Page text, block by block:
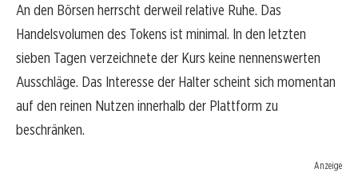
An den Börsen herrscht derweil relative Ruhe. Das
Handelsvolumen des Tokens ist minimal. In den letzten
sieben Tagen verzeichnete der Kurs keine nennenswerten
Ausschläge. Das Interesse der Halter scheint sich momentan
auf den reinen Nutzen innerhalb der Plattform zu
beschränken.
Anzeige